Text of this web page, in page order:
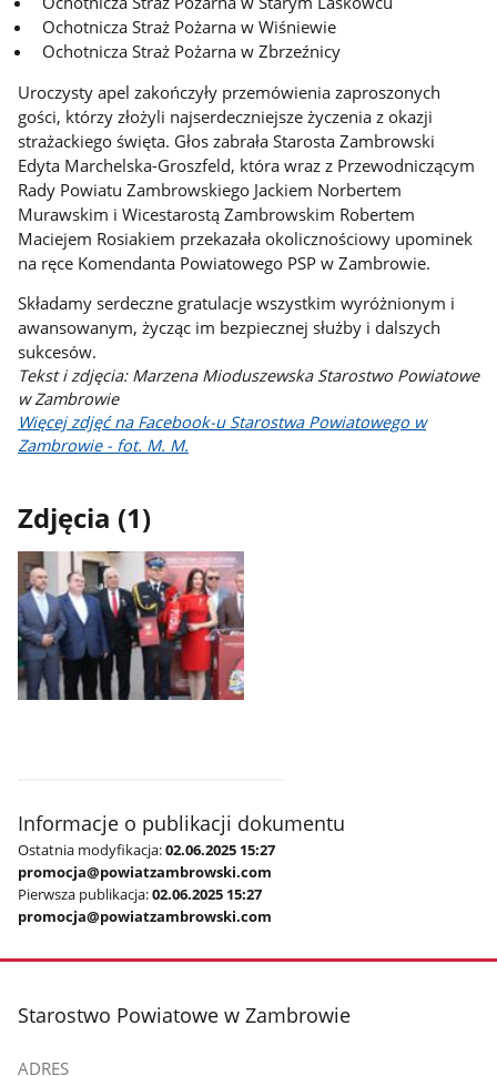
Ochotnicza Straż Pożarna w Wiśniewie
Ochotnicza Straż Pożarna w Zbrzeźnicy
Uroczysty apel zakończyły przemówienia zaproszonych
gości, którzy złożyli najserdeczniejsze życzenia z okazji
strażackiego święta. Głos zabrała Starosta Zambrowski
Edyta Marchelska-Groszfeld, która wraz z Przewodniczącym
Rady Powiatu Zambrowskiego Jackiem Norbertem
Murawskim i Wicestarostą Zambrowskim Robertem
Maciejem Rosiakiem przekazała okolicznościowy upominek
na ręce Komendanta Powiatowego PSP w Zambrowie.
Składamy serdeczne gratulacje wszystkim wyróżnionym i
awansowanym, życząc im bezpiecznej służby i dalszych
sukcesów.
Tekst i zdjęcia: Marzena Mioduszewska Starostwo Powiatowe
w Zambrowie
Więcej zdjęć na Facebook-u Starostwa Powiatowego w
Zambrowie - fot. M. M.
Zdjęcia (1)
Informacje o publikacji dokumentu
Ostatnia modyfikacja:02.06.2025 15:27
promocja@powiatzambrowski.com
Pierwsza publikacja:02.06.2025 15:27
promocja@powiatzambrowski.com
stopka
Starostwo Powiatowe w Zambrowie
ADRES